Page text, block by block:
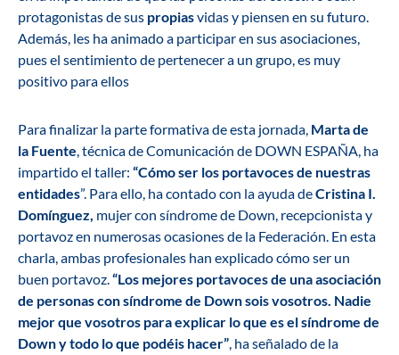
protagonistas de sus propiasvidas y piensen en su futuro.
Además, les ha animado a participar en sus asociaciones,
pues el sentimiento de pertenecer a un grupo, es muy
positivo para ellos
Para finalizar la parte formativa de esta jornada, Marta de
la Fuente, técnica de Comunicación de DOWN ESPAÑA, ha
impartido el taller: “Cómo ser los portavoces de nuestras
entidades”. Para ello, ha contado con la ayuda deCristina I.
Domínguez, mujer con síndrome de Down, recepcionista y
portavoz en numerosas ocasiones de la Federación. En esta
charla, ambas profesionales han explicado cómo ser un
buen portavoz.“Los mejores portavoces de una asociación
de personas con síndrome de Down sois vosotros. Nadie
mejor que vosotros para explicar lo que es el síndrome de
Down y todo lo que podéis hacer”, ha señalado de la